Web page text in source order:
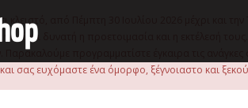
κλειστό, από Πέμπτη 30 Ιουλίου 2026 μέχρι και
να είναι δυνατή η προετοιμασία και η εκτέλεσή
Παρακαλούμε προγραμματίστε έγκαιρα τις
σας ευχόμαστε ένα όμορφο, ξέγνοιαστο και